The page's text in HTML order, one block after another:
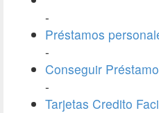
-
Préstamos
-
Conseguir
-
Tarjetas Credito